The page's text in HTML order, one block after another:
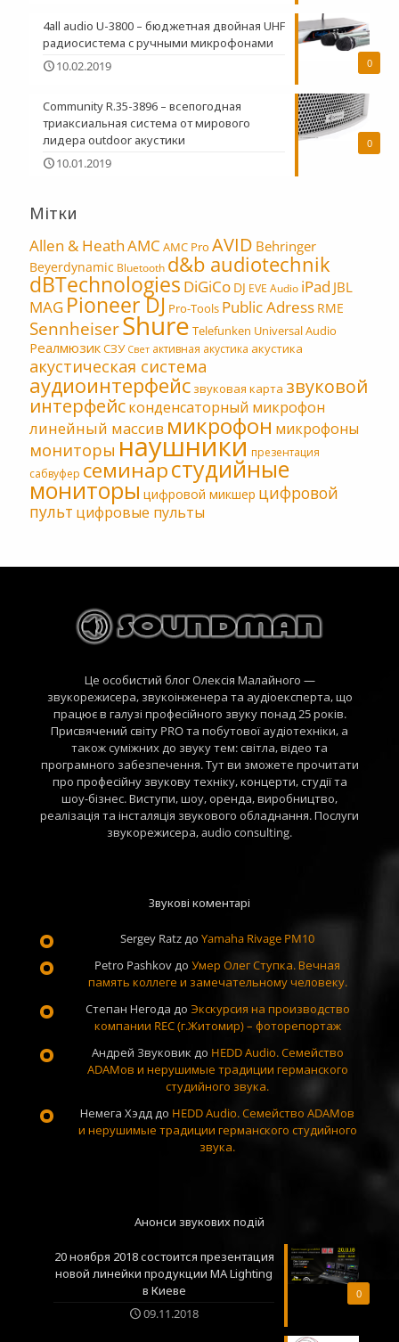
0
4all audio U-3800 – бюджетная двойная UHF
радиосистема c ручными микрофонами
10.02.2019
0
Community R.35-3896 – всепогодная
триаксиальная система от мирового
лидера outdoor акустики
10.01.2019
Мітки
Allen & HeathAMC AMC Pro AVID Behringer
Beyerdynamic Bluetooth d&b audiotechnik
dBTechnologies DiGiCo DJ EVE Audio iPad JBL
MAG Pioneer DJ Pro-Tools Public Adress RME
SennheiserShure Telefunken Universal Audio
РеалмюзикСЗУ Свет активная акустика акустика
акустическая система
аудиоинтерфейс звуковая карта звуковой
интерфейсконденсаторный микрофон
линейный массив микрофон микрофоны
мониторы наушники презентация
сабвуфер семинарстудийные
мониторы цифровой микшер цифровой
пульт цифровые пульты
Це особистий блог Олексія Малайного —
звукорежисера, звукоінженера та аудіоексперта, що
працює в галузі професійного звуку понад 25 років.
Присвячений світу PRO та побутової аудіотехніки, а
також суміжних до звуку тем: світла, відео та
програмного забезпечення. Тут ви зможете прочитати
про професійну звукову техніку, концерти, студії та
шоу-бізнес. Виступи, шоу, оренда, виробництво,
реалізація та інсталяція звукового обладнання. Послуги
звукорежисера, audio consulting.
Звукові коментарі
Sergey Ratzдо Yamaha Rivage PM10
Petro Pashkovдо Умер Олег Ступка. Вечная
память коллеге и замечательному человеку.
Степан Негода до Экскурсия на производство
компании REC (г.Житомир) – фоторепортаж
Андрей Звуковик до HEDD Audio. Семейство
ADAMов и нерушимые традиции германского
студийного звука.
Немега Хэдддо HEDD Audio. Семейство ADAMов
и нерушимые традиции германского студийного
звука.
Анонси звукових подій
0
20 ноября 2018 состоится презентация
новой линейки продукции MA Lighting
в Киеве
09.11.2018